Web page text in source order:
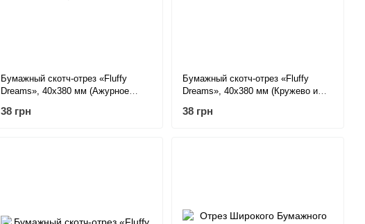
Бумажный скотч-отрез «Fluffy
Dreams», 40х380 мм (Ажурное
38 грн
Бумажный скотч-отрез «Fluffy
Dreams», 40х380 мм (Кружево и
38 грн